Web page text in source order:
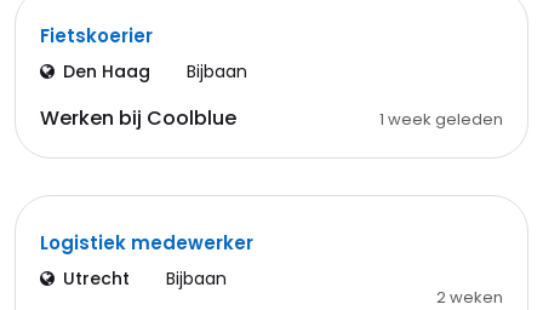
Fietskoerier
Den Haag Bijbaan
Werken bij Coolblue 1 week geleden
Logistiek medewerker
Utrecht Bijbaan
2 weken